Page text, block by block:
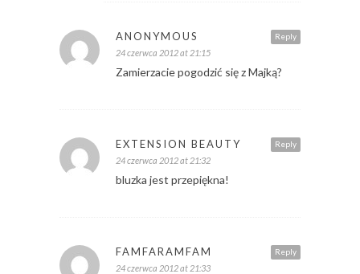
Reply
ANONYMOUS
24 czerwca 2012 at 21:15
Zamierzacie pogodzić się z Majką?
Reply
EXTENSION BEAUTY
24 czerwca 2012 at 21:32
bluzka jest przepiękna!
Reply
FAMFARAMFAM
24 czerwca 2012 at 21:33